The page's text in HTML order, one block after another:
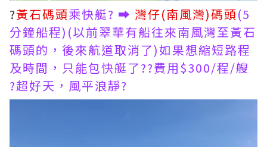
?黃石碼頭乘快艇? ➡️ 灣仔(南風灣)碼頭(5
分鐘船程)(以前翠華有船往來南風灣至黃石
碼頭的，後來航道取消了)如果想縮短路程
及時間，只能包快艇了??費用$300/程/艘
?超好天，風平浪靜?